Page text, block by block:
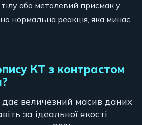
або металевий присмак у
нормальна реакція, яка минає
КТ з контрастом
величезний масив даних
за ідеальної якості